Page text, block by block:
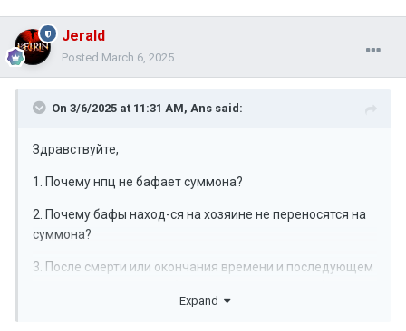
Jerald
Posted March 6, 2025
On 3/6/2025 at 11:31 AM, Ans said:
Здравствуйте,
1. Почему нпц не бафает суммона?
2. Почему бафы наход-ся на хозяине не переносятся на
суммона?
3. После смерти или окончания времени и последующем
бафов, да еще и автоюз сосок пета выключается.
Expand